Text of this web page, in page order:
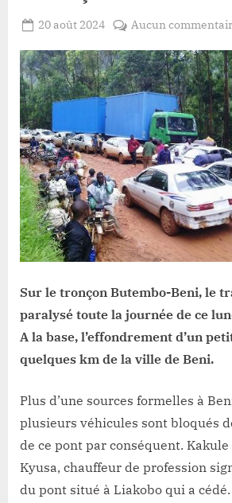
Posted
20 août 2024
ROMEO
Aucun
Sur le tronçon Butembo-Beni, le
paralysé toute la journée de ce
A la base, l’effondrement d’un
quelques km de la ville de Beni.
Plus d’une sources formelles à
plusieurs véhicules sont bloqués
de ce pont par conséquent.
Kyusa, chauffeur de profession
du pont situé à Liakobo qui a